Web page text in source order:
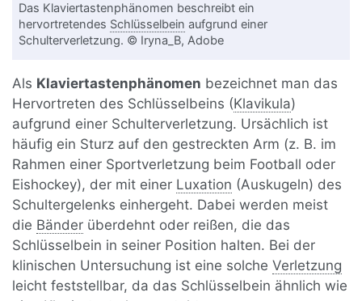
Das Klaviertastenphänomen beschreibt ein
hervortretendes Schlüsselbein aufgrund einer
Schulterverletzung. © Iryna_B, Adobe
Als Klaviertastenphänomen bezeichnet man das
Hervortreten des Schlüsselbeins (Klavikula)
aufgrund einer Schulterverletzung. Ursächlich ist
häufig ein Sturz auf den gestreckten Arm (z. B. im
Rahmen einer Sportverletzung beim Football oder
Eishockey), der mit einer Luxation (Auskugeln) des
Schultergelenks einhergeht. Dabei werden meist
die Bänder überdehnt oder reißen, die das
Schlüsselbein in seiner Position halten. Bei der
klinischen Untersuchung ist eine solcheVerletzung
leicht feststellbar, da das Schlüsselbein ähnlich wie